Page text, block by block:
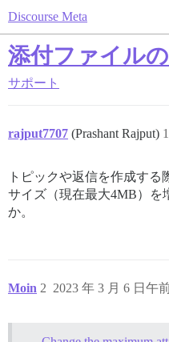
Discourse Meta
添付ファイル
サポート
rajput7707 (Prashant Rajput) 1
トピックや返信を作成す
サイズ（現在最大4MB）を
か。
Moin 2023 年 3 月 6 日午
2